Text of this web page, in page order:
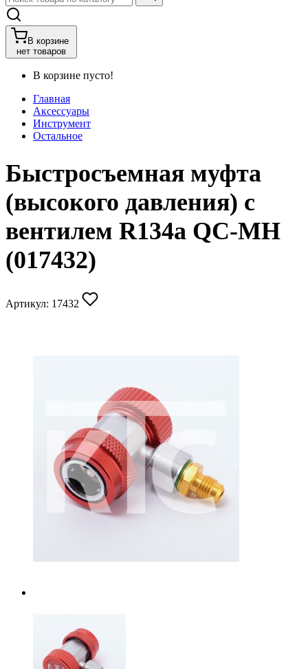
В корзине
нет товаров
В корзине пусто!
Главная
Аксессуары
Инструмент
Остальное
Быстросъемная муфта
(высокого давления) с
вентилем R134a QC-MH
(017432)
Артикул: 17432